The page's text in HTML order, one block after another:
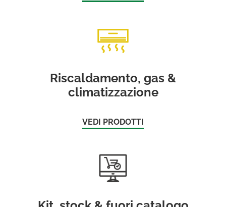
Riscaldamento, gas &
climatizzazione
VEDI PRODOTTI